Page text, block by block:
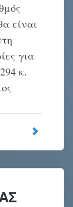
είναι
για
κ.